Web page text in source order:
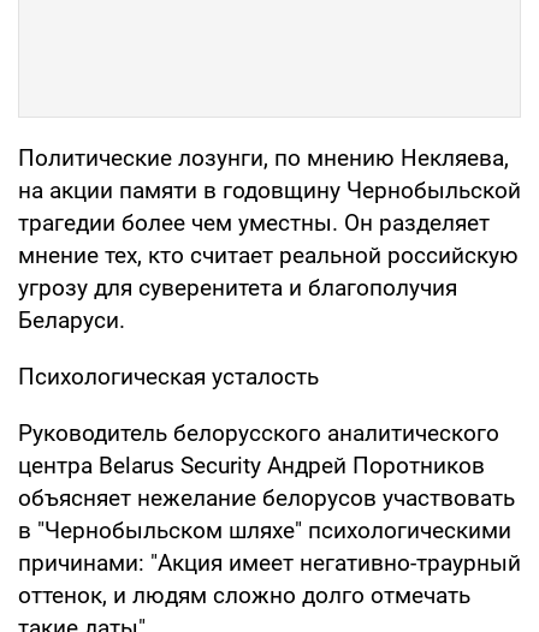
Политические лозунги, по мнению Некляева,
на акции памяти в годовщину Чернобыльской
трагедии более чем уместны. Он разделяет
мнение тех, кто считает реальной российскую
угрозу для суверенитета и благополучия
Беларуси.
Психологическая усталость
Руководитель белорусского аналитического
центра Belarus Security Андрей Поротников
объясняет нежелание белорусов участвовать
в "Чернобыльском шляхе" психологическими
причинами: "Акция имеет негативно-траурный
оттенок, и людям сложно долго отмечать